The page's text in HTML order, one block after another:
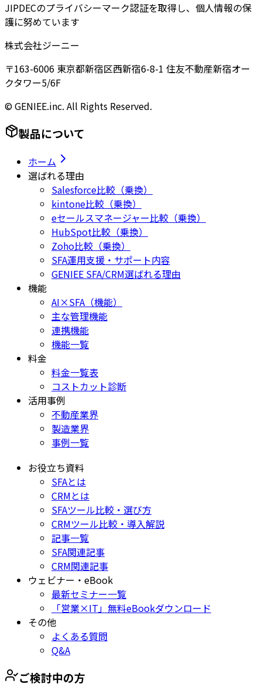
JIPDECのプライバシーマーク認証を取得し、個人情報の保
護に努めています
株式会社ジーニー
〒163-6006 東京都新宿区西新宿6-8-1 住友不動産新宿オー
クタワー5/6F
© GENIEE.inc. All Rights Reserved.
製品について
ホーム
選ばれる理由
Salesforce比較（乗換）
kintone比較（乗換）
eセールスマネージャー比較（乗換）
HubSpot比較（乗換）
Zoho比較（乗換）
SFA運用支援・サポート内容
GENIEE SFA/CRM選ばれる理由
機能
AI×SFA（機能）
主な管理機能
連携機能
機能一覧
料金
料金一覧表
コストカット診断
活用事例
不動産業界
製造業界
事例一覧
お役立ち資料
SFAとは
CRMとは
SFAツール比較・選び方
CRMツール比較・導入解説
記事一覧
SFA関連記事
CRM関連記事
ウェビナー・eBook
最新セミナー一覧
「営業×IT」無料eBookダウンロード
その他
よくある質問
Q&A
ご検討中の方